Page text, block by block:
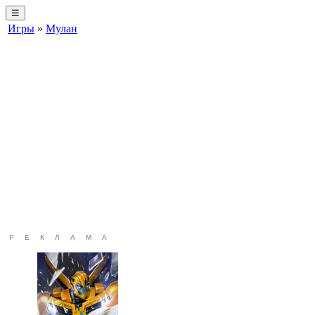
☰
Игры » Мулан
РЕКЛАМА